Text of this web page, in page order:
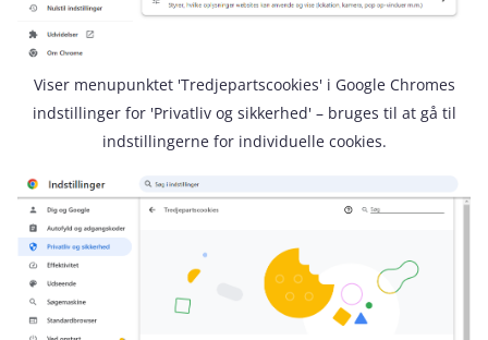
Viser menupunktet 'Tredjepartscookies' i Google Chromes
indstillinger for 'Privatliv og sikkerhed' – bruges til at gå til
indstillingerne for individuelle cookies.